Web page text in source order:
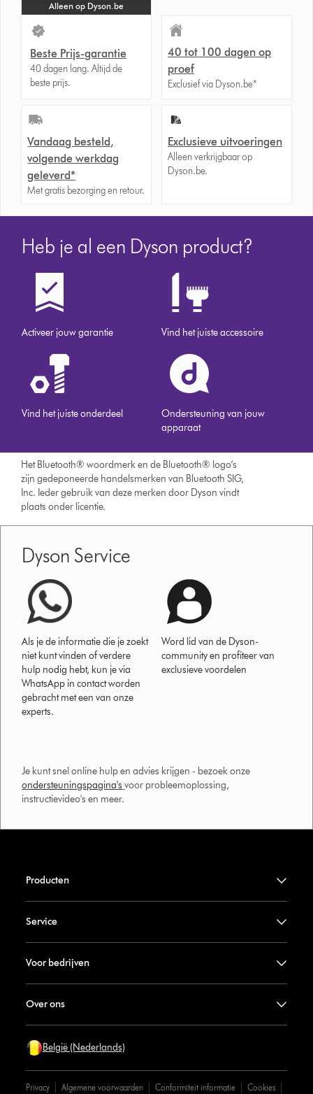
Alleen op Dyson.be
Beste Prijs-garantie
40 dagen lang. Altijd de
beste prijs.
40 tot 100 dagen op
proef
Exclusief via Dyson.be*
Vandaag besteld,
volgende werkdag
geleverd*
Met gratis bezorging en retour.
Exclusieve uitvoeringen
Alleen verkrijgbaar op
Dyson.be.
Heb je al een Dyson product?
Activeer jouw garantie Vind het juiste accessoire
Vind het juiste onderdeel
Ondersteuning van jouw
apparaat
Het Bluetooth® woordmerk en de Bluetooth® logo’s
zijn gedeponeerde handelsmerken van Bluetooth SIG,
Inc. Ieder gebruik van deze merken door Dyson vindt
plaats onder licentie.
Dyson Service
Als je de informatie die je zoekt
niet kunt vinden of verdere
hulp nodig hebt, kun je via
WhatsApp in contact worden
gebracht met een van onze
experts.
Word lid van de Dyson-
community en profiteer van
exclusieve voordelen
Je kunt snel online hulp en advies krijgen - bezoek onze
ondersteuningspagina's voor probleemoplossing,
instructievideo's en meer.
Producten
Service
Voor bedrijven
Over ons
België (Nederlands)
Privacy Algemene voorwaarden Conformiteit informatie
Cookies